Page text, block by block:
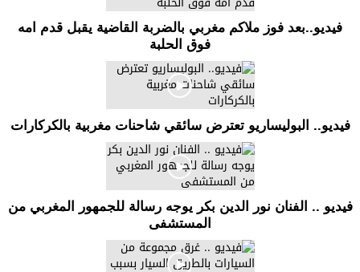
فيديو..بعد فوز ملاكم مغربي بالضربة القاضية يقبل قدم امه
فوق الحلبة
فيديو.. البوليساريو تعترض سائقي شاحنات مغربية بالكركارات
فيديو .. الفنان نور الدين بكر يوجه رسالة للجمهور المغربي من
المستشفى